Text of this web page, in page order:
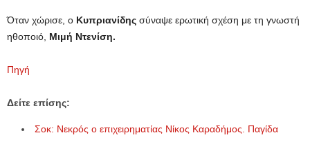
Όταν χώρισε, ο Κυπριανίδης σύναψε ερωτική σχέση με τη γνωστή
ηθοποιό, Μιμή Ντενίση.
Πηγή
Δείτε επίσης:
Σοκ: Νεκρός ο επιχειρηματίας Νίκος Καραδήμος. Παγίδα